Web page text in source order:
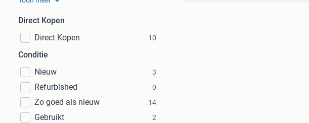
Direct Kopen
Direct Kopen
10
Conditie
Nieuw
3
Refurbished 0
Zo goed als nieuw 14
Gebruikt 2